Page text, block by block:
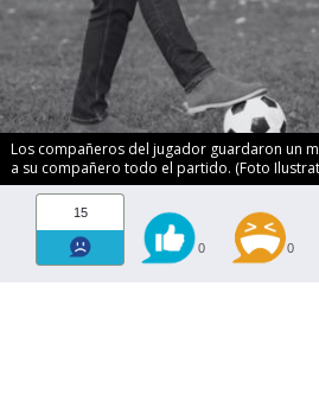
Los compañeros del jugador guardaron un
a su compañero todo el partido. (Foto
15
0 0